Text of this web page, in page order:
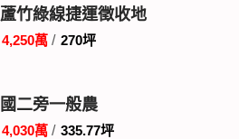
蘆竹綠線捷運徵收地
4,250萬 / 270坪
國二旁一般農
4,030萬 / 335.77坪